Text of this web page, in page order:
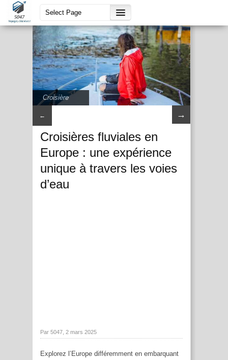
Croisière
← →
Croisières fluviales en
Europe : une expérience
unique à travers les voies
d’eau
Par 5047, 2 mars 2025
Explorez l’Europe différemment en embarquant